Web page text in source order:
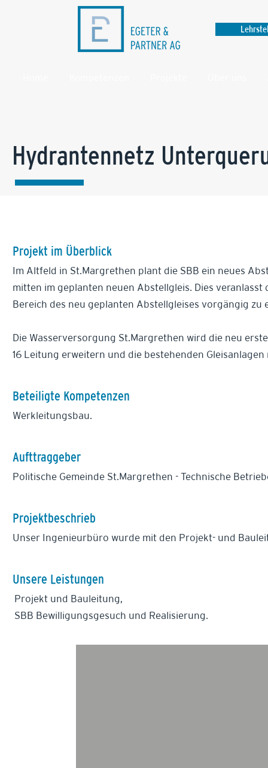
Hydrantennetz
Projekt im Überblick
Im Altfeld in St.Margrethen plant die SBB ein neues
mitten im geplanten neuen Abstellgleis. Dies
Bereich des neu geplanten Abstellgleises vorgängig zu
Die Wasserversorgung St.Margrethen wird die neu
16 Leitung erweitern und die bestehenden
Beteiligte Kompetenzen
Werkleitungsbau.
Aufttraggeber
Politische Gemeinde St.Margrethen - Technische
Projektbeschrieb
Unser Ingenieurbüro wurde mit den Projekt- und
Unsere Leistungen
Projekt und Bauleitung,
SBB Bewilligungsgesuch und Realisierung.